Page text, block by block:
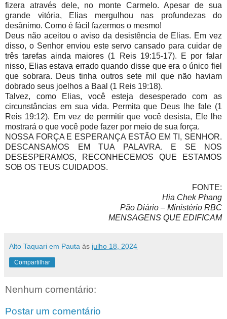
fizera através dele, no monte Carmelo. Apesar de sua
grande vitória, Elias mergulhou nas profundezas do
desânimo. Como é fácil fazermos o mesmo!
Deus não aceitou o aviso da desistência de Elias. Em vez
disso, o Senhor enviou este servo cansado para cuidar de
três tarefas ainda maiores (1 Reis 19:15-17). E por falar
nisso, Elias estava errado quando disse que era o único fiel
que sobrara. Deus tinha outros sete mil que não haviam
dobrado seus joelhos a Baal (1 Reis 19:18).
Talvez, como Elias, você esteja desesperado com as
circunstâncias em sua vida. Permita que Deus lhe fale (1
Reis 19:12). Em vez de permitir que você desista, Ele lhe
mostrará o que você pode fazer por meio de sua força.
NOSSA FORÇA E ESPERANÇA ESTÃO EM TI, SENHOR.
DESCANSAMOS EM TUA PALAVRA. E SE NOS
DESESPERAMOS, RECONHECEMOS QUE ESTAMOS
SOB OS TEUS CUIDADOS.
FONTE:
Hia Chek Phang
Pão Diário – Ministério RBC
MENSAGENS QUE EDIFICAM
Alto Taquari em Pauta às julho 18, 2024
Compartilhar
Nenhum comentário:
Postar um comentário